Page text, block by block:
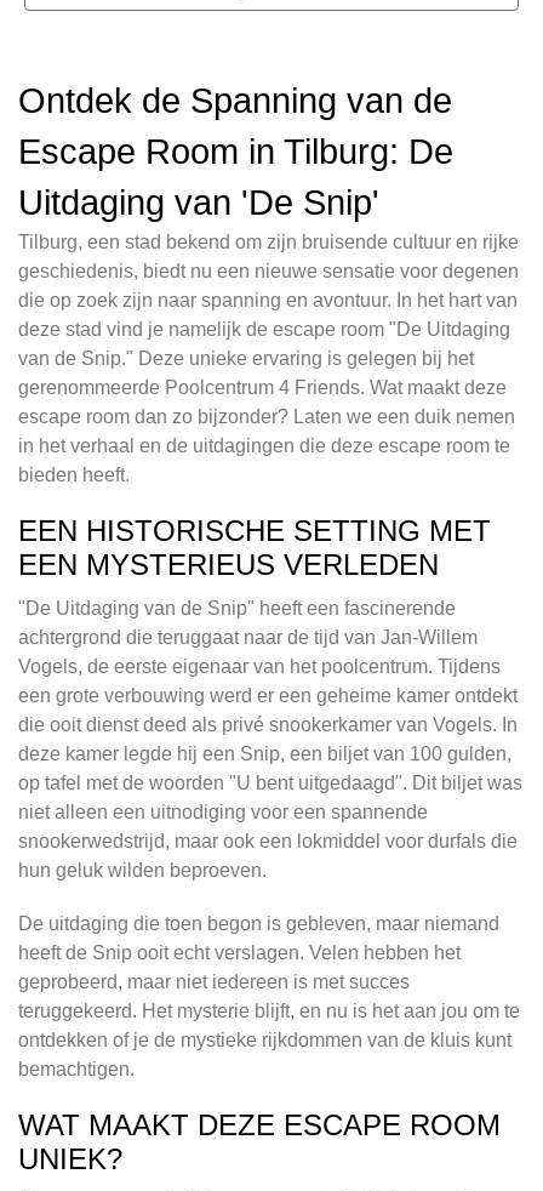
Ontdek de Spanning van de
Escape Room in Tilburg: De
Uitdaging van 'De Snip'
Tilburg, een stad bekend om zijn bruisende cultuur en rijke
geschiedenis, biedt nu een nieuwe sensatie voor degenen
die op zoek zijn naar spanning en avontuur. In het hart van
deze stad vind je namelijk de escape room "De Uitdaging
van de Snip." Deze unieke ervaring is gelegen bij het
gerenommeerde Poolcentrum 4 Friends. Wat maakt deze
escape room dan zo bijzonder? Laten we een duik nemen
in het verhaal en de uitdagingen die deze escape room te
bieden heeft.
EEN HISTORISCHE SETTING MET
EEN MYSTERIEUS VERLEDEN
"De Uitdaging van de Snip" heeft een fascinerende
achtergrond die teruggaat naar de tijd van Jan-Willem
Vogels, de eerste eigenaar van het poolcentrum. Tijdens
een grote verbouwing werd er een geheime kamer ontdekt
die ooit dienst deed als privé snookerkamer van Vogels. In
deze kamer legde hij een Snip, een biljet van 100 gulden,
op tafel met de woorden "U bent uitgedaagd". Dit biljet was
niet alleen een uitnodiging voor een spannende
snookerwedstrijd, maar ook een lokmiddel voor durfals die
hun geluk wilden beproeven.
De uitdaging die toen begon is gebleven, maar niemand
heeft de Snip ooit echt verslagen. Velen hebben het
geprobeerd, maar niet iedereen is met succes
teruggekeerd. Het mysterie blijft, en nu is het aan jou om te
ontdekken of je de mystieke rijkdommen van de kluis kunt
bemachtigen.
WAT MAAKT DEZE ESCAPE ROOM
UNIEK?